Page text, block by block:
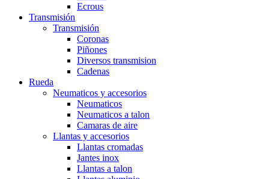
Ecrous
Transmisión
Transmisión
Coronas
Piñones
Diversos transmision
Cadenas
Rueda
Neumaticos y accesorios
Neumaticos
Neumaticos a talon
Camaras de aire
Llantas y accesorios
Llantas cromadas
Jantes inox
Llantas a talon